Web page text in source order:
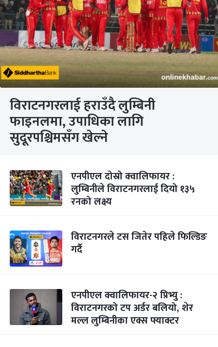
विराटनगरलाई हराउँदै लुम्बिनी
फाइनलमा, उपाधिका लागि
सुदूरपश्चिमसँग खेल्ने
एनपीएल दोस्रो क्वालिफायर :
लुम्बिनीले विराटनगरलाई दियो १३५
रनको लक्ष्य
विराटनगरले टस जितेर पहिले फिल्डिङ
गर्दै
एनपीएल क्वालिफायर-२ प्रिभ्यु :
विराटनगरको टप अर्डर बलियो, शेर
मल्ल लुम्बिनीका एक्स फ्याक्टर